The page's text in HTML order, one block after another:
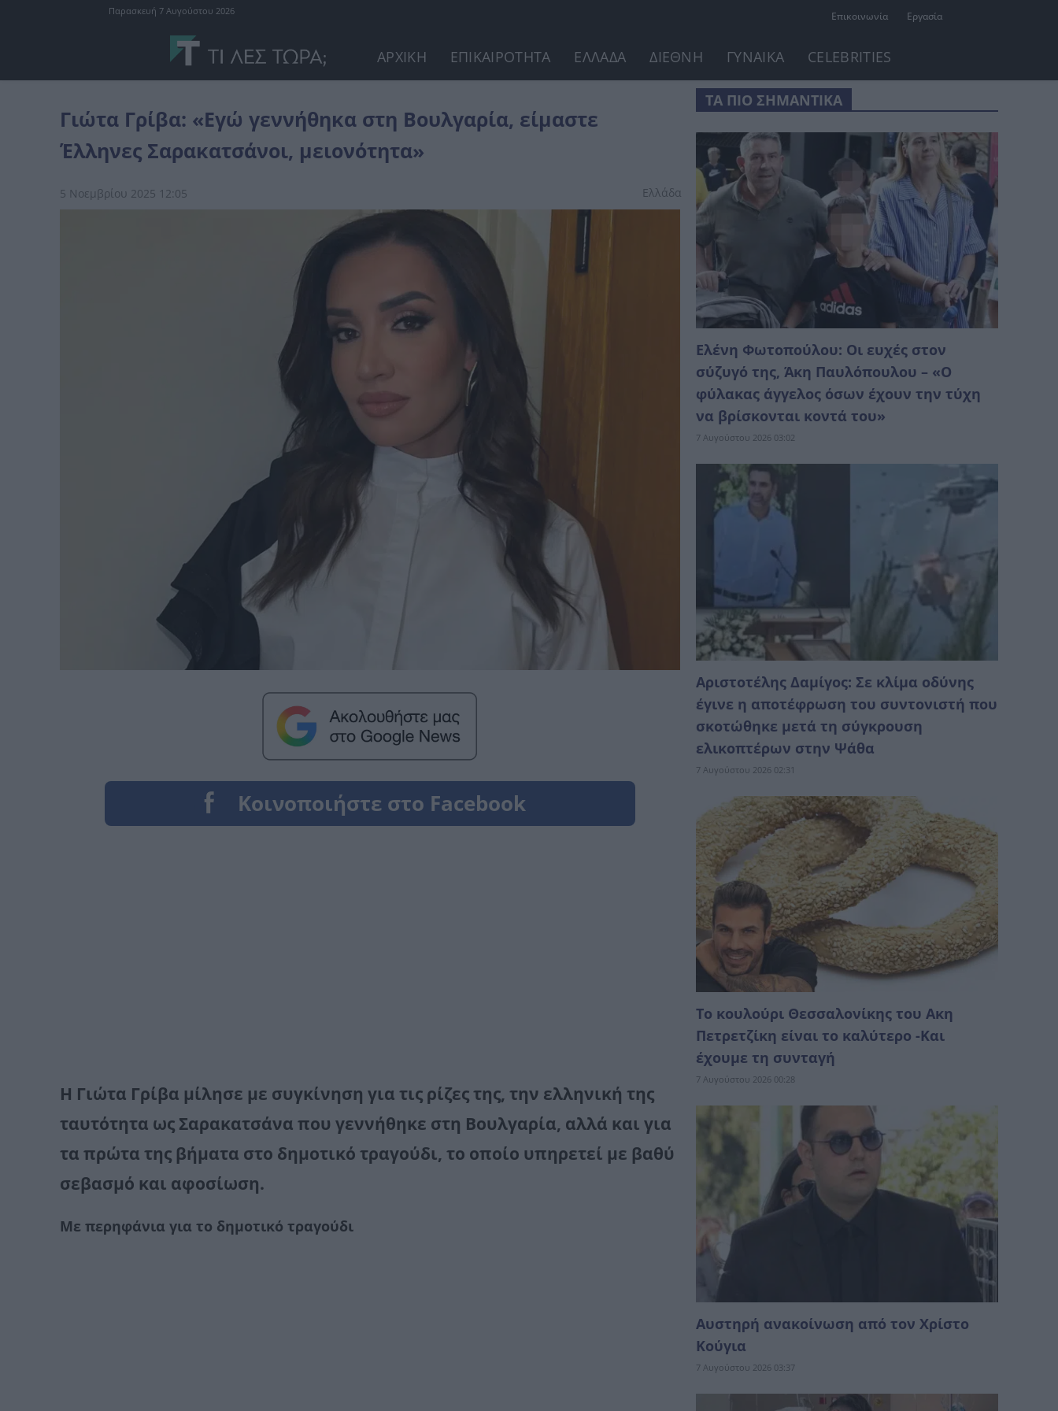
Επικοινωνία Εργασία
Παρασκευή 7 Αυγούστου 2026
ΑΡΧΙΚΗ ΕΠΙΚΑΙΡΟΤΗΤΑ ΕΛΛΑΔΑ ΔΙΕΘΝΗ ΓΥΝΑΙΚΑ CELEBRITIES
Γιώτα Γρίβα: «Εγώ γεννήθηκα στη Βουλγαρία, είμαστε
Έλληνες Σαρακατσάνοι, μειονότητα»
5 Νοεμβρίου 2025 12:05 Ελλάδα
Η Γιώτα Γρίβα μίλησε με συγκίνηση για τις ρίζες της, την ελληνική της
ταυτότητα ως Σαρακατσάνα που γεννήθηκε στη Βουλγαρία, αλλά και για
τα πρώτα της βήματα στο δημοτικό τραγούδι, το οποίο υπηρετεί με βαθύ
σεβασμό και αφοσίωση.
Με περηφάνια για το δημοτικό τραγούδι
ΤΑ ΠΙΟ ΣΗΜΑΝΤΙΚΑ
Ελένη Φωτοπούλου: Οι ευχές στον
σύζυγό της, Άκη Παυλόπουλου – «Ο
φύλακας άγγελος όσων έχουν την τύχη
να βρίσκονται κοντά του»
7 Αυγούστου 2026 03:02
Αριστοτέλης Δαμίγος: Σε κλίμα οδύνης
έγινε η αποτέφρωση του συντονιστή που
σκοτώθηκε μετά τη σύγκρουση
ελικοπτέρων στην Ψάθα
7 Αυγούστου 2026 02:31
Το κουλούρι Θεσσαλονίκης του Ακη
Πετρετζίκη είναι το καλύτερο -Και
έχουμε τη συνταγή
7 Αυγούστου 2026 00:28
Αυστηρή ανακοίνωση από τον Χρίστο
Κούγια
7 Αυγούστου 2026 03:37